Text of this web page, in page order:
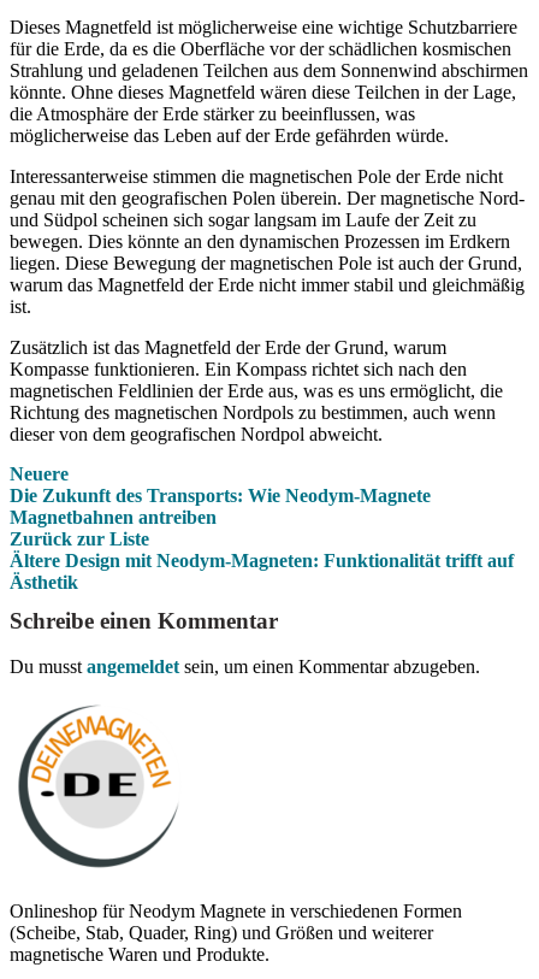
Dieses Magnetfeld ist möglicherweise eine wichtige Schutzbarriere
für die Erde, da es die Oberfläche vor der schädlichen kosmischen
Strahlung und geladenen Teilchen aus dem Sonnenwind abschirmen
könnte. Ohne dieses Magnetfeld wären diese Teilchen in der Lage,
die Atmosphäre der Erde stärker zu beeinflussen, was
möglicherweise das Leben auf der Erde gefährden würde.
Interessanterweise stimmen die magnetischen Pole der Erde nicht
genau mit den geografischen Polen überein. Der magnetische Nord-
und Südpol scheinen sich sogar langsam im Laufe der Zeit zu
bewegen. Dies könnte an den dynamischen Prozessen im Erdkern
liegen. Diese Bewegung der magnetischen Pole ist auch der Grund,
warum das Magnetfeld der Erde nicht immer stabil und gleichmäßig
ist.
Zusätzlich ist das Magnetfeld der Erde der Grund, warum
Kompasse funktionieren. Ein Kompass richtet sich nach den
magnetischen Feldlinien der Erde aus, was es uns ermöglicht, die
Richtung des magnetischen Nordpols zu bestimmen, auch wenn
dieser von dem geografischen Nordpol abweicht.
Neuere
Die Zukunft des Transports: Wie Neodym-Magnete
Magnetbahnen antreiben
Zurück zur Liste
Ältere Design mit Neodym-Magneten: Funktionalität trifft auf
Ästhetik
Schreibe einen Kommentar
Du musst angemeldet sein, um einen Kommentar abzugeben.
Onlineshop für Neodym Magnete in verschiedenen Formen
(Scheibe, Stab, Quader, Ring) und Größen und weiterer
magnetische Waren und Produkte.